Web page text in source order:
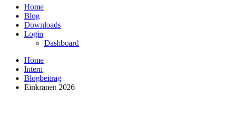
Home
Blog
Downloads
Login
Dashboard
Home
Intern
Blogbeitrag
Einkranen 2026